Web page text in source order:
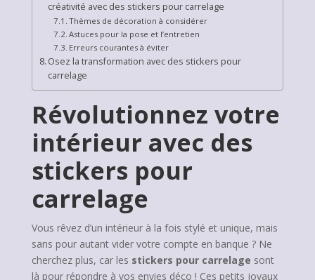
créativité avec des stickers pour carrelage
Thèmes de décoration à considérer
Astuces pour la pose et l’entretien
Erreurs courantes à éviter
Osez la transformation avec des stickers pour
carrelage
Révolutionnez votre
intérieur avec des
stickers pour
carrelage
Vous rêvez d’un intérieur à la fois stylé et unique, mais
sans pour autant vider votre compte en banque ? Ne
cherchez plus, car les stickers pour carrelage sont
là pour répondre à vos envies déco ! Ces petits joyaux